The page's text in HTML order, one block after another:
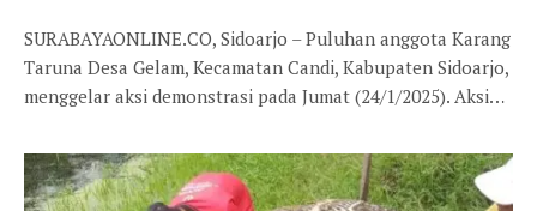
SURABAYAONLINE.CO, Sidoarjo – Puluhan anggota Karang
Taruna Desa Gelam, Kecamatan Candi, Kabupaten Sidoarjo,
menggelar aksi demonstrasi pada Jumat (24/1/2025). Aksi…